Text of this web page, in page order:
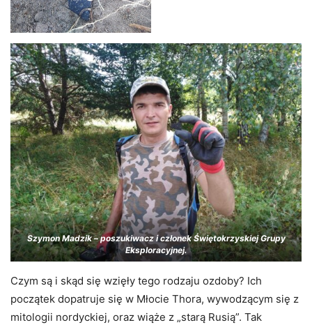
Szymon Madzik – poszukiwacz i członek Świętokrzyskiej Grupy
Eksploracyjnej.
Czym są i skąd się wzięły tego rodzaju ozdoby? Ich
początek dopatruje się w Młocie Thora, wywodzącym się z
mitologii nordyckiej, oraz wiąże z „starą Rusią”. Tak